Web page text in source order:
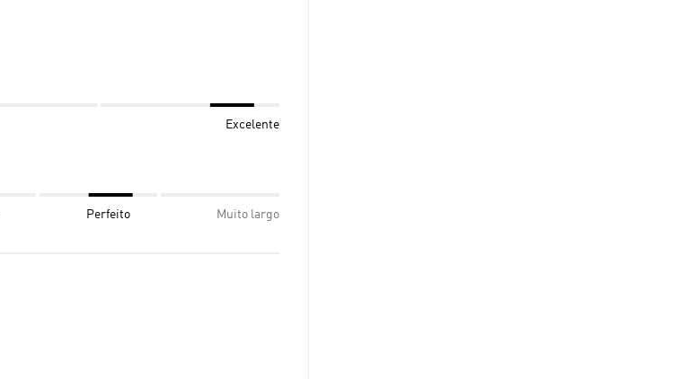
Excelente
Perfeito Muito largo